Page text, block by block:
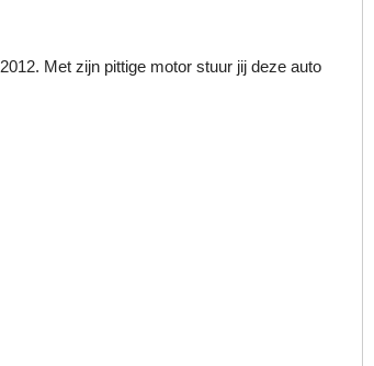
Met zijn pittige motor stuur jij deze auto